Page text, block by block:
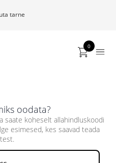
tarne
0
oodata?
saate koheselt allahindluskoodi
esimesed, kes saavad teada